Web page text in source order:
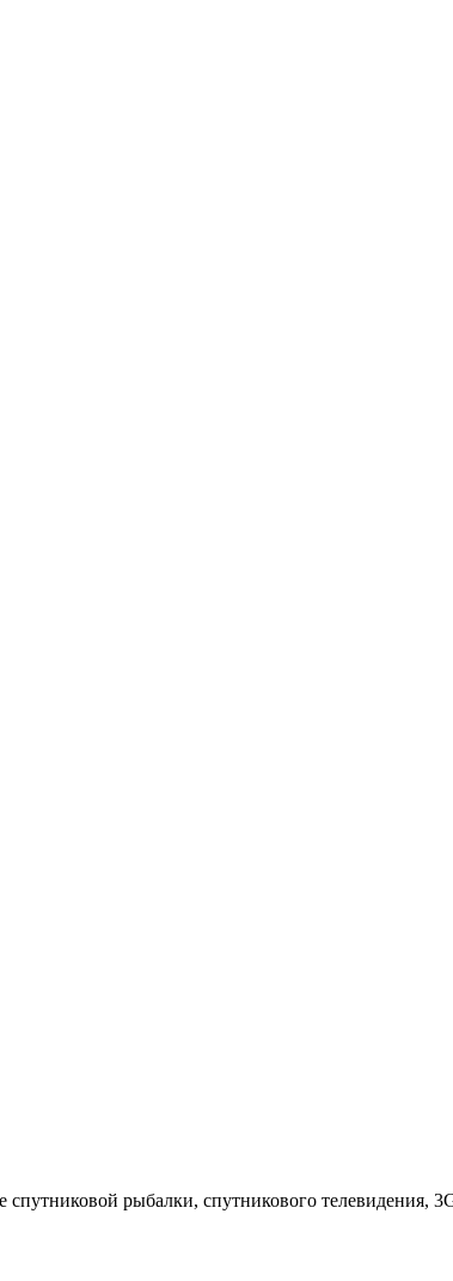
рыбалки, спутникового телевидения,